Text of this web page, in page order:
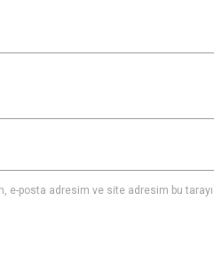
e-posta adresim ve site adresim bu